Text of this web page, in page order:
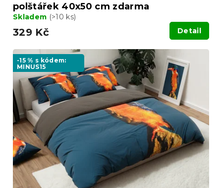
polštářek 40x50 cm zdarma
Skladem (>10 ks)
329 Kč Detail
-15 % s kódem:
MINUS15